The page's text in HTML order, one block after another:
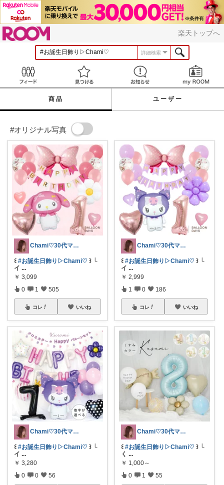
楽天トップへ
詳細検索
見つける お知らせ
商品 ユーザー
#オリジナル写真
Chami♡30代ママの推しアイテム
꒰ #お誕生日飾り▷Chami♡ ꒱ └
イ ...
￥ 3,099
0 1 505
コレ いいね
Chami♡30代ママの推しアイテム
꒰ #お誕生日飾り▷Chami♡ ꒱ └
イ ...
￥ 3,280
0 0 56
Chami♡30代ママの推しアイテム
꒰ #お誕生日飾り▷Chami♡ ꒱ └
イ ...
￥ 2,999
1 0 186
コレ いいね
Chami♡30代ママの推しアイテム
꒰ #お誕生日飾り▷Chami♡ ꒱ └
く ...
￥ 1,000～
0 1 55